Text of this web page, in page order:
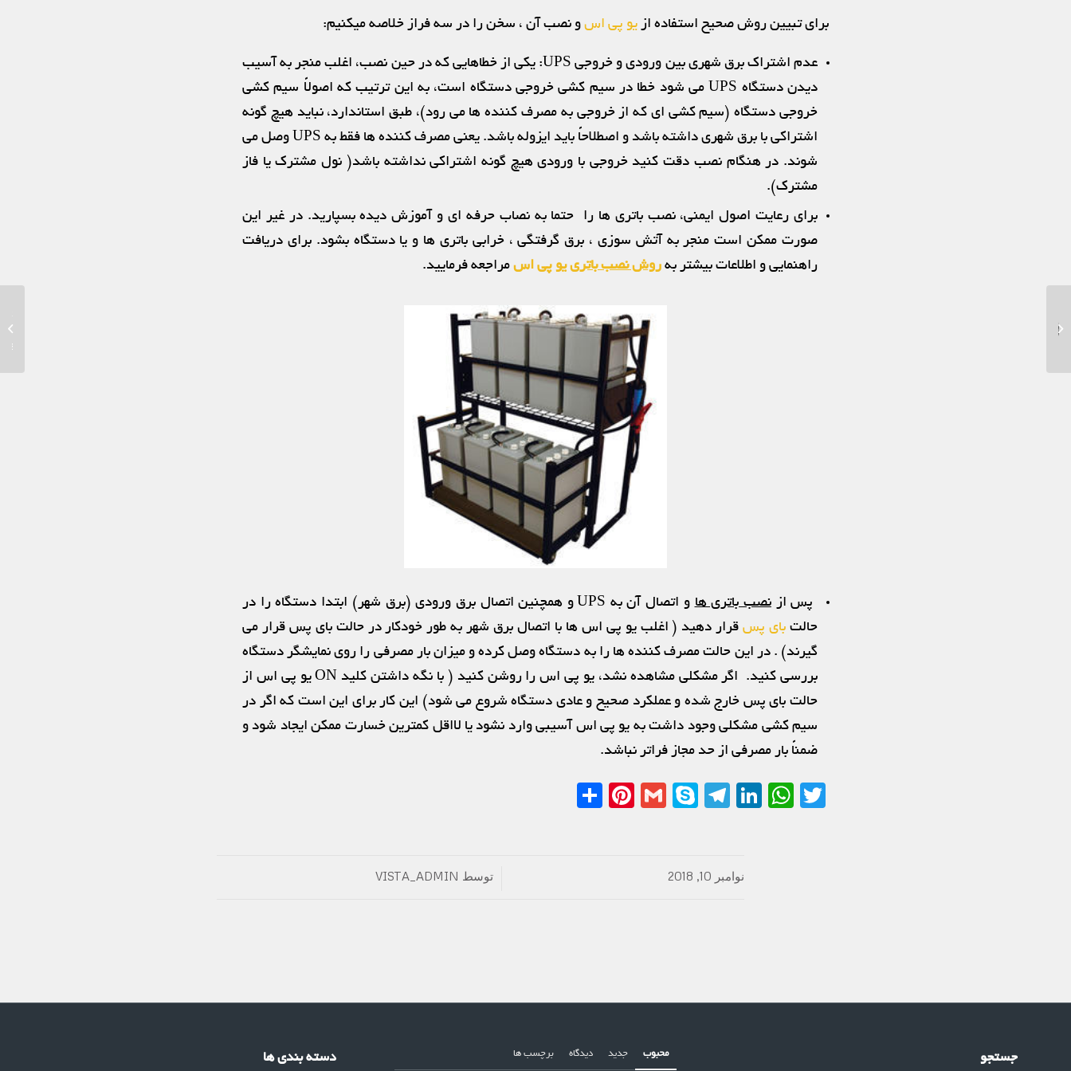
برای تبیین روش صحیح استفاده از یو پی اس و نصب آن ، سخن را در سه فراز خلاصه میکنیم:
عدم اشتراک برق شهری بین ورودی و خروجی UPS: یکی از خطاهایی که در حین نصب، اغلب منجر به آسیب
دیدن دستگاه UPS می شود خطا در سیم کشی خروجی دستگاه است، به این ترتیب که اصولاً سیم کشی
خروجی دستگاه (‌سیم کشی ای که از خروجی به مصرف کننده ها می رود)، طبق استاندارد، نباید هیچ گونه
اشتراکی با برق شهری داشته باشد و اصطلاحاً باید ایزوله باشد. یعنی مصرف کننده ها فقط به UPS وصل می
شوند. در هنگام نصب دقت کنید خروجی با ورودی هیچ گونه اشتراکی نداشته باشد( نول مشترک یا فاز
مشترک).
برای رعایت اصول ایمنی، نصب باتری ها را حتما به نصاب حرفه ای و آموزش دیده بسپارید. در غیر این
صورت ممکن است منجر به آتش سوزی ، برق گرفتگی ، خرابی باتری ها و یا دستگاه بشود. برای دریافت
راهنمایی و اطلاعات بیشتر به روش نصب باترییو پی اس مراجعه فرمایید.
پس ازنصب باتری ها
و اتصال آن به UPS و همچنین اتصال برق ورودی (برق شهر) ابتدا دستگاه را در
حالت بای پسقرار دهید ( اغلب یو پی اس ها با اتصال برق شهر به طور خودکار در حالت بای پس قرار می
گیرند) . در این حالت مصرف کننده ها را به دستگاه وصل کرده و میزان بار مصرفی را روی نمایشگر دستگاه
بررسی کنید. اگر مشکلی مشاهده نشد، یو پی اس را روشن کنید (‌ با نگه داشتن کلید ON یو پی اس از
حالت بای پس خارج شده و عملکرد صحیح و عادی دستگاه شروع می شود) این کار برای این است که اگر در
سیم کشی مشکلی وجود داشت به یو پی اس آسیبی وارد نشود یا لااقل کمترین خسارت ممکن ایجاد شود و
ضمناً بار مصرفی از حد مجاز فراتر نباشد.
Twitter
WhatsApp
LinkedIn
Telegram
Skype
Gmail
Pinterest
نوامبر 10, 2018 توسط VISTA_ADMIN
جستجو محبوب جدید دیدگاه برچسب ها دسته بندی ها
اس +